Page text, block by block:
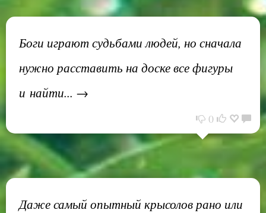
Боги играют судьбами людей, но сначала
нужно расставить на доске все фигуры
и найти... →
0
Даже самый опытный крысолов рано или